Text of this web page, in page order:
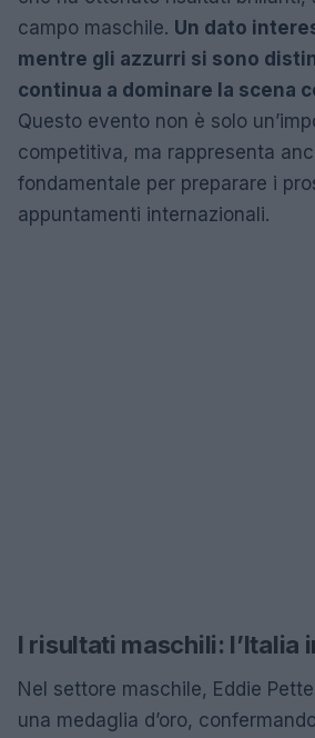
campo maschile. Un dato
mentre gli azzurri si sono
continua a dominare la scena
Questo evento non è solo
competitiva, ma rappresenta
fondamentale per preparare i
appuntamenti internazionali.
I risultati maschili: l’Italia
Nel settore maschile, Eddie
una medaglia d’oro,